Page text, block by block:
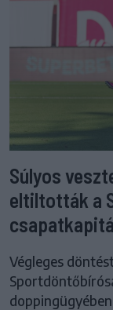
Súlyos
eltiltották a
Végleges